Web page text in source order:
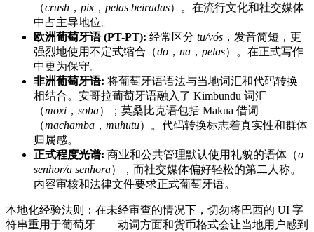
（crush ， pix ， pelas beiradas）。在流行文化和社交媒体
中占主导地位。
欧洲葡萄牙语 (PT-PT): 经常区分 tu/vós ，发音简短，更
强烈地使用不定式缩合（do ， na ， pelas）。在正式写作
中更为保守。
非洲葡萄牙语: 将葡萄牙语语法与当地词汇和代码转换
相结合。安哥拉葡萄牙语融入了 Kimbundu 词汇
（moxi ， soba）；莫桑比克语包括 Makua 借词
（machamba ， muhutu）。代码转换标志着真实性和群体
归属感。
正式程度光谱: 商业和公共管理默认使用礼貌的语体（o
senhor/a senhora），而社交媒体偏好轻松的第二人称。
内容审核和法律文件要求正式葡萄牙语。
本地化经验法则：在未经审查的情况下，切勿将巴西的 UI 字
符串重用于葡萄牙——动词方面和货币格式会让当地用户感到